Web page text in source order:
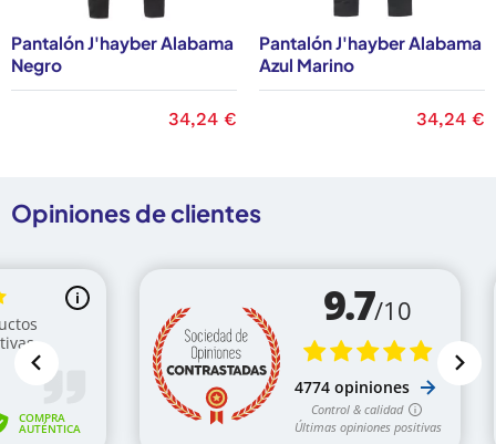
Pantalón J'hayber Alabama
Negro
Precio
34,24 €
Pantalón J'hayber Alabama
Azul Marino
Precio
34,24 €
Opiniones de clientes